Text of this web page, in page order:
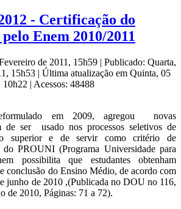
- Certificação do
Enem 2010/2011
de 2011, 15h59 | Publicado: Quarta,
15h53 | Última atualização em Quinta, 05
10h22 | Acessos: 48488
em 2009, agregou novas
de ser usado nos processos seletivos de
superior e de servir como critério de
do PROUNI (Programa Universidade para
possibilita que estudantes obtenham
conclusão do Ensino Médio, de acordo com
junho de 2010 ,(Publicada no DOU no 116,
de 2010, Páginas: 71 a 72).